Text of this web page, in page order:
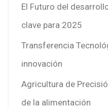
El Futuro del
clave para 2025
Transferencia
innovación
Agricultura de
de la alimentación